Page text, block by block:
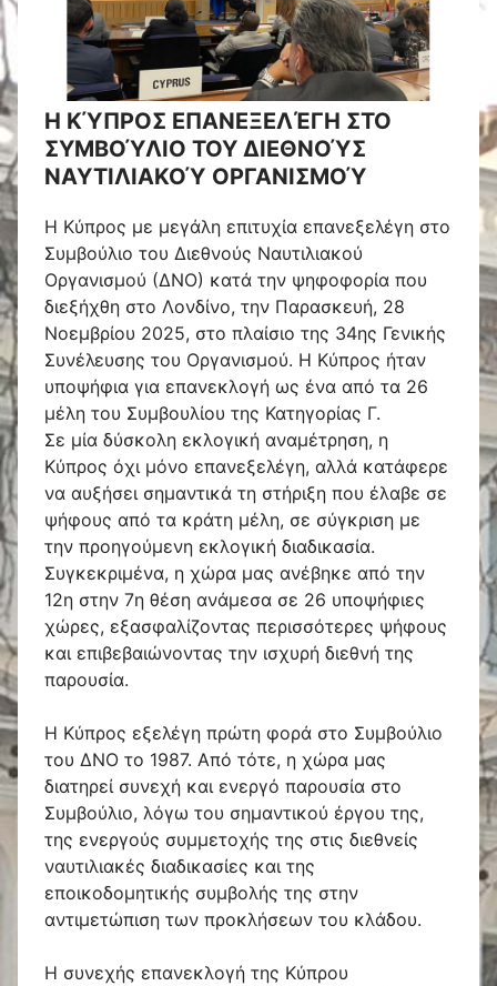
Η ΚΎΠΡΟΣ ΕΠΑΝΕΞΕΛΈΓΗ ΣΤΟ
ΣΥΜΒΟΎΛΙΟ ΤΟΥ ΔΙΕΘΝΟΎΣ
ΝΑΥΤΙΛΙΑΚΟΎ ΟΡΓΑΝΙΣΜΟΎ
Η Κύπρος με μεγάλη επιτυχία επανεξελέγη στο
Συμβούλιο του Διεθνούς Ναυτιλιακού
Οργανισμού (ΔΝΟ) κατά την ψηφοφορία που
διεξήχθη στο Λονδίνο, την Παρασκευή, 28
Νοεμβρίου 2025, στο πλαίσιο της 34ης Γενικής
Συνέλευσης του Οργανισμού. Η Κύπρος ήταν
υποψήφια για επανεκλογή ως ένα από τα 26
μέλη του Συμβουλίου της Κατηγορίας Γ.
Σε μία δύσκολη εκλογική αναμέτρηση, η
Κύπρος όχι μόνο επανεξελέγη, αλλά κατάφερε
να αυξήσει σημαντικά τη στήριξη που έλαβε σε
ψήφους από τα κράτη μέλη, σε σύγκριση με
την προηγούμενη εκλογική διαδικασία.
Συγκεκριμένα, η χώρα μας ανέβηκε από την
12η στην 7η θέση ανάμεσα σε 26 υποψήφιες
χώρες, εξασφαλίζοντας περισσότερες ψήφους
και επιβεβαιώνοντας την ισχυρή διεθνή της
παρουσία.
Η Κύπρος εξελέγη πρώτη φορά στο Συμβούλιο
του ΔΝΟ το 1987. Από τότε, η χώρα μας
διατηρεί συνεχή και ενεργό παρουσία στο
Συμβούλιο, λόγω του σημαντικού έργου της,
της ενεργούς συμμετοχής της στις διεθνείς
ναυτιλιακές διαδικασίες και της
εποικοδομητικής συμβολής της στην
αντιμετώπιση των προκλήσεων του κλάδου.
Η συνεχής επανεκλογή της Κύπρου